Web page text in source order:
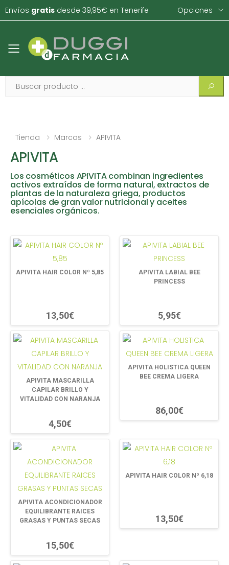
Envíos gratis desde 39,95€ en Tenerife Opciones
Toggle mobile menu
Tienda Marcas APIVITA
APIVITA
Los cosméticos APIVITA combinan ingredientes
activos extraídos de forma natural, extractos de
plantas de la naturaleza griega, productos
apícolas de gran valor nutricional y aceites
esenciales orgánicos.
APIVITA HAIR COLOR Nº 5,85
13,50€
APIVITA LABIAL BEE
PRINCESS
5,95€
APIVITA MASCARILLA
CAPILAR BRILLO Y
VITALIDAD CON NARANJA
4,50€
APIVITA HOLISTICA QUEEN
BEE CREMA LIGERA
86,00€
APIVITA ACONDICIONADOR
EQUILIBRANTE RAICES
GRASAS Y PUNTAS SECAS
15,50€
APIVITA HAIR COLOR Nº 6,18
13,50€